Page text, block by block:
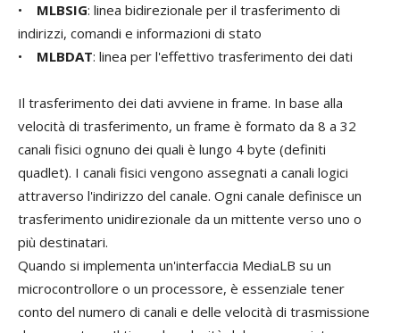
• MLBSIG: linea bidirezionale per il trasferimento di
indirizzi, comandi e informazioni di stato
• MLBDAT: linea per l'effettivo trasferimento dei dati
Il trasferimento dei dati avviene in frame. In base alla
velocità di trasferimento, un frame è formato da 8 a 32
canali fisici ognuno dei quali è lungo 4 byte (definiti
quadlet). I canali fisici vengono assegnati a canali logici
attraverso l'indirizzo del canale. Ogni canale definisce un
trasferimento unidirezionale da un mittente verso uno o
più destinatari.
Quando si implementa un'interfaccia MediaLB su un
microcontrollore o un processore, è essenziale tener
conto del numero di canali e delle velocità di trasmissione